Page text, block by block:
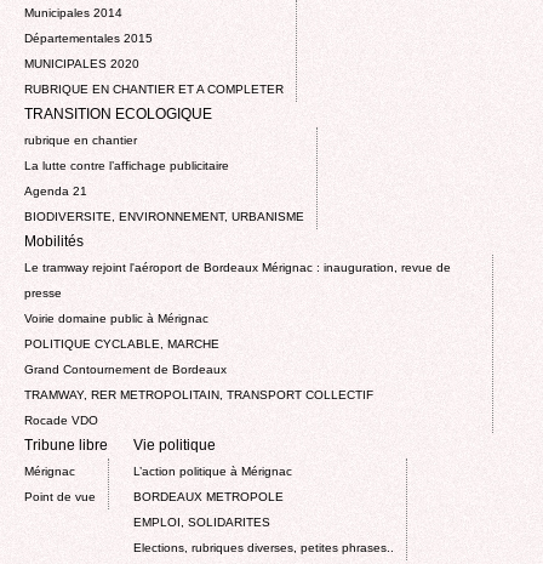
Municipales 2014
Départementales 2015
MUNICIPALES 2020
RUBRIQUE EN CHANTIER ET A COMPLETER
TRANSITION ECOLOGIQUE
rubrique en chantier
La lutte contre l’affichage publicitaire
Agenda 21
BIODIVERSITE, ENVIRONNEMENT, URBANISME
Mobilités
Le tramway rejoint l'aéroport de Bordeaux Mérignac : inauguration, revue de
presse
Voirie domaine public à Mérignac
POLITIQUE CYCLABLE, MARCHE
Grand Contournement de Bordeaux
TRAMWAY, RER METROPOLITAIN, TRANSPORT COLLECTIF
Rocade VDO
Tribune libre
Mérignac
Point de vue
Vie politique
L’action politique à Mérignac
BORDEAUX METROPOLE
EMPLOI, SOLIDARITES
Elections, rubriques diverses, petites phrases..